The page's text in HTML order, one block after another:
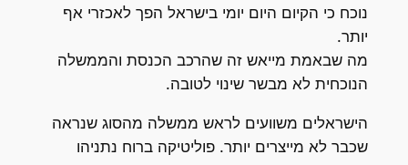
נוכח כי הקיום היום יומי בישראל הפך לאכזרי אף
יותר.
מה שבאמת מייאש זה שהרכב הכנסת והממשלה
הנוכחית לא מבשר שינוי לטובה.
הישראלים משוועים לראש ממשלה מהסוג שנראה
שכבר לא מייצרים יותר. פוליטיקה ברוח נתניהו